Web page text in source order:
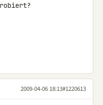
2009-04-06 18:13#1220613